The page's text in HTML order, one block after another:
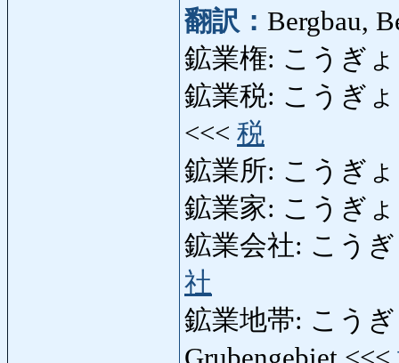
翻訳： Bergbau,
鉱業権: こうぎょ
鉱業税: こうぎょ
<<< 税
鉱業所: こうぎ
鉱業家: こうぎ
鉱業会社: こう
社
鉱業地帯: こう